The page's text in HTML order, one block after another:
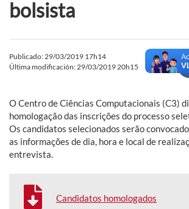
bolsista
Publicado: 29/03/2019 17h14
Última modificación: 29/03/2019 20h15
O Centro de Ciências Computacionais (C3)
homologação das inscrições do processo
Os candidatos selecionados serão
as informações de dia, hora e local de
entrevista.
Candidatos homologados